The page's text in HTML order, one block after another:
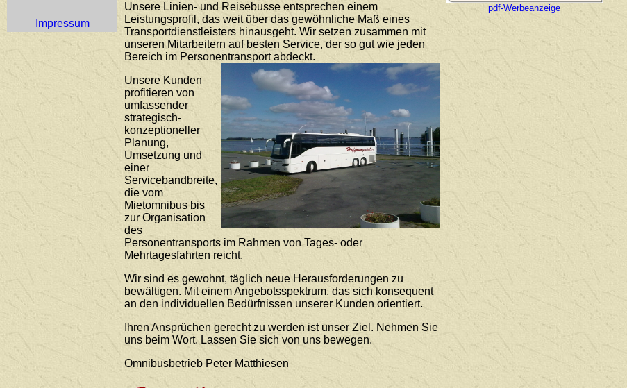
Impressum
Unsere Linien- und Reisebusse entsprechen einem
Leistungsprofil, das weit über das gewöhnliche Maß eines
Transportdienstleisters hinausgeht. Wir setzen zusammen mit
unseren Mitarbeitern auf besten Service, der so gut wie jeden
Bereich im Personentransport abdeckt.
Unsere Kunden
profitieren von
umfassender
strategisch-
konzeptioneller
Planung,
Umsetzung und
einer
Servicebandbreite,
die vom
Mietomnibus bis
zur Organisation
des
Personentransports im Rahmen von Tages- oder
Mehrtagesfahrten reicht.
Wir sind es gewohnt, täglich neue Herausforderungen zu
bewältigen. Mit einem Angebotsspektrum, das sich konsequent
an den individuellen Bedürfnissen unserer Kunden orientiert.
Ihren Ansprüchen gerecht zu werden ist unser Ziel. Nehmen Sie
uns beim Wort. Lassen Sie sich von uns bewegen.
Omnibusbetrieb Peter Matthiesen
pdf-Werbeanzeige